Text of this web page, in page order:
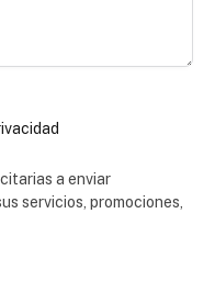
a enviar
servicios, promociones,